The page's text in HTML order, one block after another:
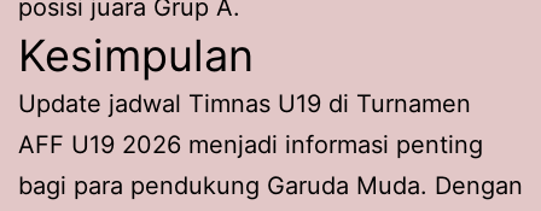
posisi juara Grup A.
Kesimpulan
Update jadwal Timnas U19 di Turnamen
AFF U19 2026 menjadi informasi penting
bagi para pendukung Garuda Muda. Dengan